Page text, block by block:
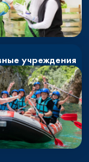
учреждения